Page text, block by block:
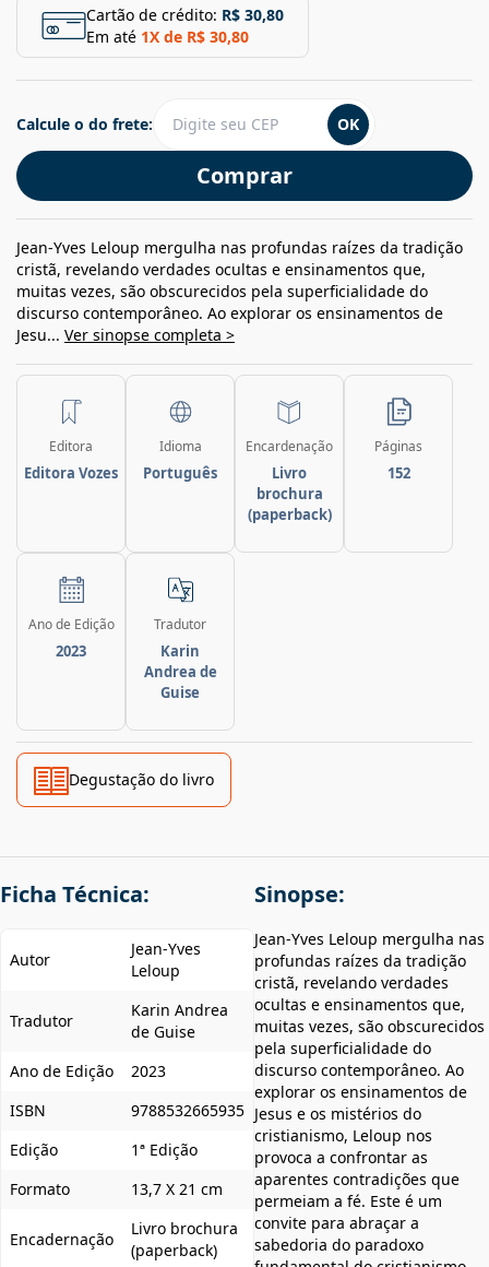
Cartão de crédito: R$ 30,80
Em até 1X de R$ 30,80
Comprar
Calcule o do frete: OK
Jean-Yves Leloup mergulha nas profundas raízes da tradição
cristã, revelando verdades ocultas e ensinamentos que,
muitas vezes, são obscurecidos pela superficialidade do
discurso contemporâneo. Ao explorar os ensinamentos de
Jesu... Ver sinopse completa >
Editora
Editora Vozes
Idioma
Português
Encardenação
Livro
brochura
(paperback)
Páginas
152
Ano de Edição
2023
Tradutor
Karin
Andrea de
Guise
Degustação do livro
Ficha Técnica:
Autor
Jean-Yves
Leloup
Tradutor
Karin Andrea
de Guise
Ano de Edição
2023
ISBN
9788532665935
Edição
1ª Edição
Formato
13,7 X 21 cm
Encadernação
Livro brochura
(paperback)
Sinopse:
Jean-Yves Leloup mergulha nas
profundas raízes da tradição
cristã, revelando verdades
ocultas e ensinamentos que,
muitas vezes, são obscurecidos
pela superficialidade do
discurso contemporâneo. Ao
explorar os ensinamentos de
Jesus e os mistérios do
cristianismo, Leloup nos
provoca a confrontar as
aparentes contradições que
permeiam a fé. Este é um
convite para abraçar a
sabedoria do paradoxo